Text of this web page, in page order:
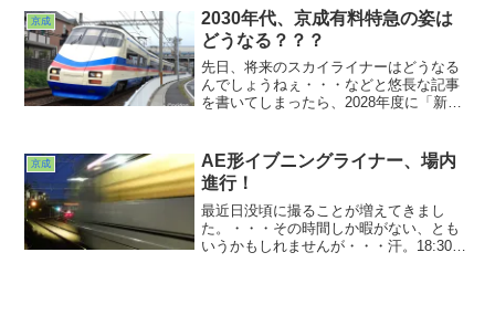
くも波乱の予感？？？ま、でも最終的に
は毎年恒例カットも収められたのでよし
としましょう。さぁ今年もどこまで撮れ
るやら(^ ^;;
京成
2030年代、京成有料特急の姿は
どうなる？？？
先日、将来のスカイライナーはどうなる
んでしょうねぇ・・・などと悠長な記事
を書いてしまったら、2028年度に「新た
見るとスタート地点が京成上野ではな
く、押上。
京成
AE形イブニングライナー、場内
進行！
最近日没頃に撮ることが増えてきまし
た。・・・その時間しか暇がない、とも
いうかもしれませんが・・・汗。18:30過